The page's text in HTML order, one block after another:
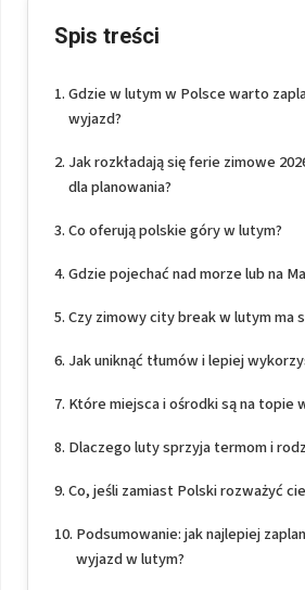
Spis treści
Gdzie w lutym w Polsce warto
wyjazd?
Jak rozkładają się ferie zimowe
dla planowania?
Co oferują polskie góry w lutym?
Gdzie pojechać nad morze lub na
Czy zimowy city break w lutym ma
Jak uniknąć tłumów i lepiej
Które miejsca i ośrodki są na topie
Dlaczego luty sprzyja termom i
Co, jeśli zamiast Polski rozważyć
Podsumowanie: jak najlepiej
wyjazd w lutym?